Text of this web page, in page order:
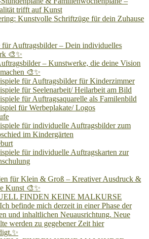
trifft auf Kunst
Kunstvolle Schriftzüge für dein Zuhause
für Auftragsbilder – Dein individuelles
🎨✨
– Kunstwerke, die deine Vision
🎨✨
für Auftragsbilder für Kinderzimmer
für Seelenarbeit/ Heilarbeit am Bild
für Auftragsaquarelle als Familenbild
für Werbeplakate/ Logos
für individuelle Auftragsbilder zum
im Kindergärten
für individuelle Auftragskarten zur
für Klein & Groß – Kreativer Ausdruck &
Kunst 🎨✨
FINDEN KEINE MALKURSE
befinde mich derzeit in einer Phase der
und inhaltlichen Neuausrichtung. Neue
werden zu gegebener Zeit hier